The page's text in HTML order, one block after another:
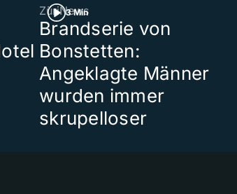
3 Min
ZüriNews
Brandserie von
Bonstetten:
Angeklagte Männer
wurden immer
skrupelloser